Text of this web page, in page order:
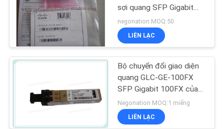
TÔI
CHUYẾN
THAM
sợi quang SFP Gigabit
Ethernet
negonation MOQ:50
LIÊN LẠC
Bộ chuyển đổi giao diện
quang GLC-GE-100FX
SFP Gigabit 100FX của
Cisco
Negonation MOQ:1 miếng
LIÊN LẠC